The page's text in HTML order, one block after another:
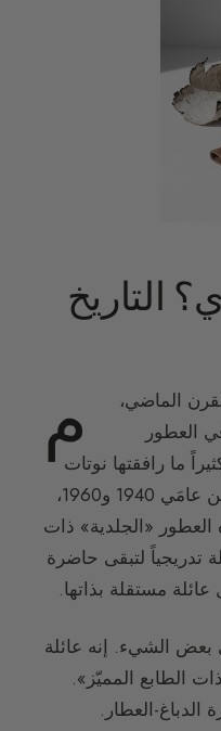
التاريخ
م
الماضي،
العطور
ما رافقتها نوتات
حيوانية. وفي مرحلة تحرر المرأة، بين عامَي 1940 و1960،
العطور «الجلدية» ذات
تدريجياً لتبقى حاضرة
مستقلة بذاتها.
بعض الشيء. إنه عائلة
الطابع المميّز».
الدباغ-العطار.